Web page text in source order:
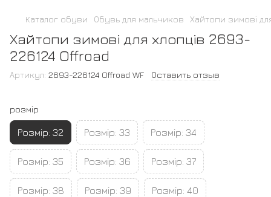
Каталог обуви Обувь для мальчиков Хайтопи зимові
Хайтопи зимові для хлопців 2693-
226124 Offroad
Артикул: 2693-226124 Offroad WF Оставить отзыв
розмір
Розмір: 32 Розмір: 33 Розмір: 34
Розмір: 35 Розмір: 36 Розмір: 37
Розмір: 38 Розмір: 39 Розмір: 40